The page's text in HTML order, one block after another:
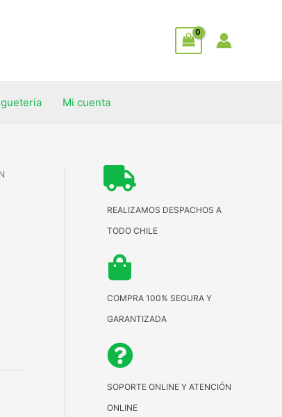
Mi cuenta
REALIZAMOS DESPACHOS A
TODO CHILE
COMPRA 100% SEGURA Y
GARANTIZADA
SOPORTE ONLINE Y ATENCIÓN
ONLINE